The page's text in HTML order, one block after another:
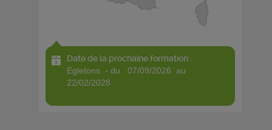
Date de la prochaine formation :
egletons - du 07/09/2026 au
22/02/2028